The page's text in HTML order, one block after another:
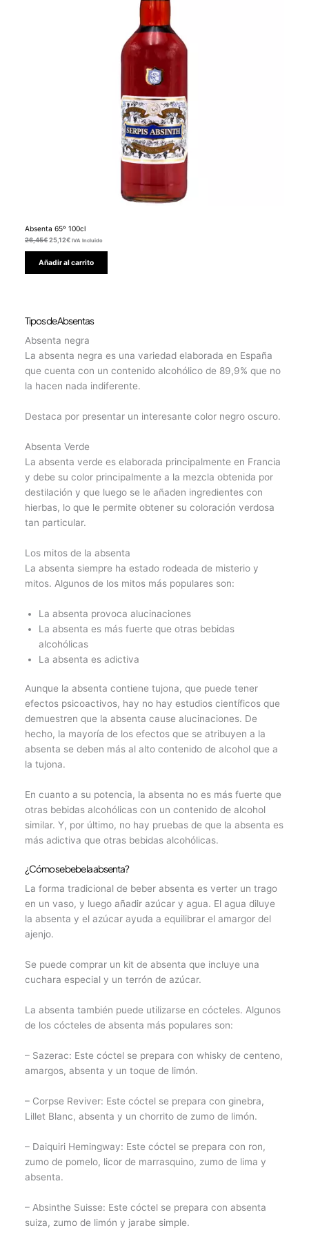
Absenta 65º 100cl
26,45€25,12€ IVA Incluido
Añadir al carrito
Tipos de Absentas
Absenta negra
La absenta negra es una variedad elaborada en España
que cuenta con un contenido alcohólico de 89,9% que no
la hacen nada indiferente.
Destaca por presentar un interesante color negro oscuro.
Absenta Verde
La absenta verde es elaborada principalmente en Francia
y debe su color principalmente a la mezcla obtenida por
destilación y que luego se le añaden ingredientes con
hierbas, lo que le permite obtener su coloración verdosa
tan particular.
Los mitos de la absenta
La absenta siempre ha estado rodeada de misterio y
mitos. Algunos de los mitos más populares son:
La absenta provoca alucinaciones
La absenta es más fuerte que otras bebidas
alcohólicas
La absenta es adictiva
Aunque la absenta contiene tujona, que puede tener
efectos psicoactivos, hay no hay estudios científicos que
demuestren que la absenta cause alucinaciones. De
hecho, la mayoría de los efectos que se atribuyen a la
absenta se deben más al alto contenido de alcohol que a
la tujona.
En cuanto a su potencia, la absenta no es más fuerte que
otras bebidas alcohólicas con un contenido de alcohol
similar. Y, por último, no hay pruebas de que la absenta es
más adictiva que otras bebidas alcohólicas.
¿Cómo se bebe la absenta?
La forma tradicional de beber absenta es verter un trago
en un vaso, y luego añadir azúcar y agua. El agua diluye
la absenta y el azúcar ayuda a equilibrar el amargor del
ajenjo.
Se puede comprar un kit de absenta que incluye una
cuchara especial y un terrón de azúcar.
La absenta también puede utilizarse en cócteles. Algunos
de los cócteles de absenta más populares son:
– Sazerac: Este cóctel se prepara con whisky de centeno,
amargos, absenta y un toque de limón.
– Corpse Reviver: Este cóctel se prepara con ginebra,
Lillet Blanc, absenta y un chorrito de zumo de limón.
– Daiquiri Hemingway: Este cóctel se prepara con ron,
zumo de pomelo, licor de marrasquino, zumo de lima y
absenta.
– Absinthe Suisse: Este cóctel se prepara con absenta
suiza, zumo de limón y jarabe simple.